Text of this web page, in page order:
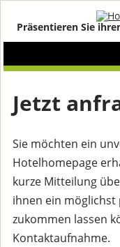
Präsentieren Sie
Jetzt
Sie möchten ein
Hotelhomepage
kurze Mitteilung
ihnen ein möglichst
zukommen lassen
Kontaktaufnahme.